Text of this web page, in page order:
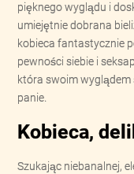
pięknego wyglądu i
umiejętnie dobrana
kobieca fantastycznie
pewności siebie i
która swoim
panie.
Kobieca,
Szukając niebanalnej,